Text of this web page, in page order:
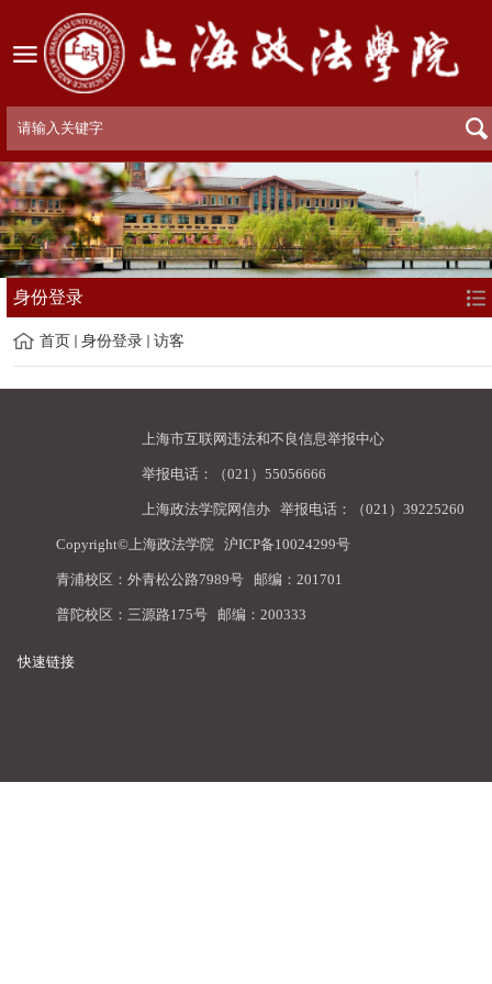
身份登录
首页 身份登录 访客
上海市互联网违法和不良信息举报中心
举报电话：（021）55056666
上海政法学院网信办 举报电话：（021）39225260
Copyright©上海政法学院 沪ICP备10024299号
青浦校区：外青松公路7989号 邮编：201701
普陀校区：三源路175号 邮编：200333
快速链接